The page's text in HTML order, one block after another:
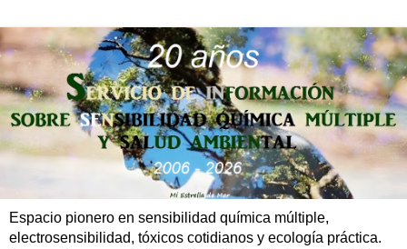
Espacio pionero en sensibilidad química múltiple,
electrosensibilidad, tóxicos cotidianos y ecología práctica.